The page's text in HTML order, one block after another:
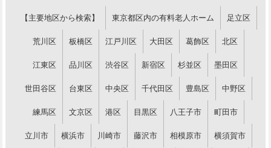
【主要地区から検索】 東京都区内の有料老人ホーム 足立区
荒川区 板橋区 江戸川区 大田区 葛飾区 北区
江東区 品川区 渋谷区 新宿区 杉並区 墨田区
世田谷区 台東区 中央区 千代田区 豊島区 中野区
練馬区 文京区 港区 目黒区 八王子市 町田市
立川市 横浜市 川崎市 藤沢市 相模原市 横須賀市